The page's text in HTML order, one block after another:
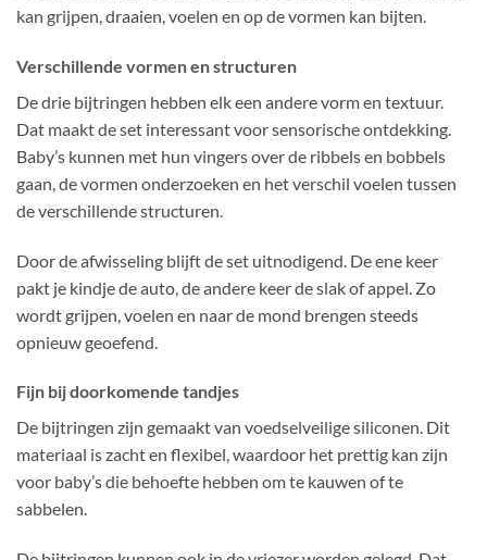
kan grijpen, draaien, voelen en op de vormen kan bijten.
Verschillende vormen en structuren
De drie bijtringen hebben elk een andere vorm en textuur.
Dat maakt de set interessant voor sensorische ontdekking.
Baby’s kunnen met hun vingers over de ribbels en bobbels
gaan, de vormen onderzoeken en het verschil voelen tussen
de verschillende structuren.
Door de afwisseling blijft de set uitnodigend. De ene keer
pakt je kindje de auto, de andere keer de slak of appel. Zo
wordt grijpen, voelen en naar de mond brengen steeds
opnieuw geoefend.
Fijn bij doorkomende tandjes
De bijtringen zijn gemaakt van voedselveilige siliconen. Dit
materiaal is zacht en flexibel, waardoor het prettig kan zijn
voor baby’s die behoefte hebben om te kauwen of te
sabbelen.